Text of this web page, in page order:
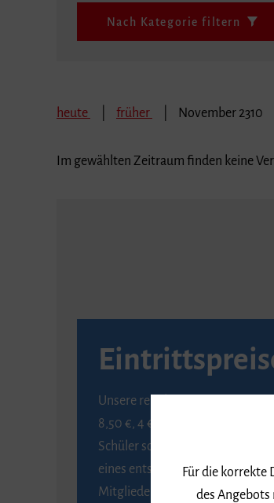
Nach Kategorie filtern
heute früher November 2310
Im gewählten Zeitraum finden keine
Unsere regulären Eintrittspreise
8,50 €, 4 € ermäßigt für
Schüler sowie Studierende
eines entsprechenden
Mitglieder der Gesellschaft zur
Für die korrekte
des